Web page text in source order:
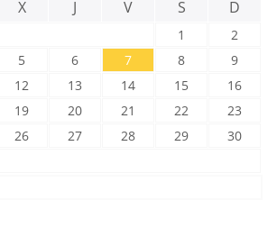
X J V S D
1
2
5 6 7 8
9
12 13 14 15
16
19 20 21 22
23
26 27 28 29
30